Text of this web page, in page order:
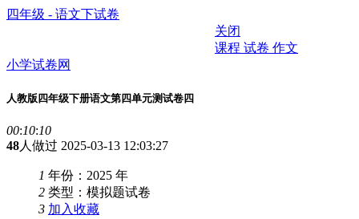
四年级 - 语文下试卷
关闭
课程 试卷 作文
小学试卷网
人教版四年级下册语文第四单元测试卷四
00:10:10
48人做过 2025-03-13 12:03:27
1 年份：2025 年
2 类型：模拟题试卷
3 加入收藏